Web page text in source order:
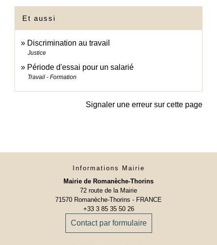
Et aussi
Discrimination au travail
Justice
Période d'essai pour un salarié
Travail - Formation
Signaler une erreur sur cette page
Informations Mairie
Mairie de Romanèche-Thorins
72 route de la Mairie
71570 Romanèche-Thorins - FRANCE
+33 3 85 35 50 26
Contact par formulaire